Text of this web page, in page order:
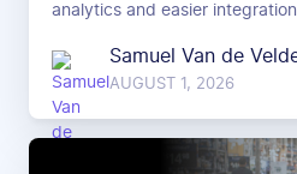
analytics and easier
Samuel Van de
AUGUST 1, 2026